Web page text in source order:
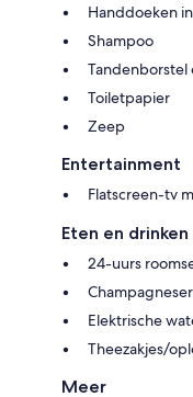
Handdoeken
Shampoo
Tandenborstel
Toiletpapier
Zeep
Entertainment
Flatscreen-tv
Eten en drinken
24-uurs
Elektrische
Theezakjes/
Meer